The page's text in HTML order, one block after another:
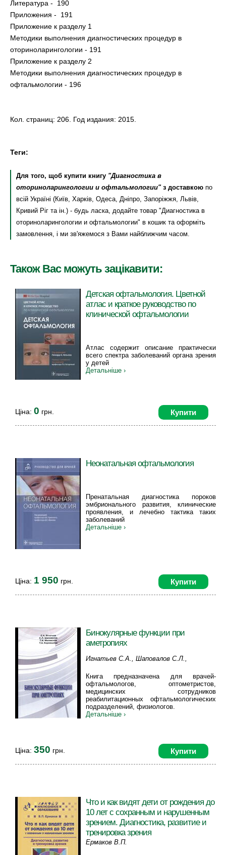
Литература - 190
Приложения - 191
Приложение к разделу 1
Методики выполнения диагностических процедур в
оториноларингологии - 191
Приложение к разделу 2
Методики выполнения диагностических процедур в
офтальмологии - 196
Кол. страниц: 206. Год издания: 2015.
Теги:
Для того, щоб купити книгу "Диагностика в
оториноларингологии и офтальмологии"з доставкою по
всій Україні (Київ, Харків, Одеса, Дніпро, Запоріжжя, Львів,
Кривий Ріг та ін.) - будь ласка, додайте товар "Диагностика в
оториноларингологии и офтальмологии" в кошик та оформіть
замовлення, і ми зв'яжемося з Вами найближчим часом.
Також Вас можуть зацікавити:
Детская офтальмология. Цветной
атлас и краткое руководство по
клинической офтальмологии
Атлас содержит описание практически
всего спектра заболеваний органа зрения
у детей
Детальніше ›
Купити
Ціна: 0 грн.
Неонатальная офтальмология
Пренатальная диагностика пороков
эмбрионального развития, клинические
проявления, и лечебно тактика таких
заболеваний
Детальніше ›
Купити
Ціна: 1 950 грн.
Бинокулярные функции при
аметропиях
Игнатьев С.А., Шаповалов С.Л.,
Книга предназначена для врачей-
офтальмологов, оптометристов,
медицинских сотрудников
реабилитационных офтальмологических
подразделений, физиологов.
Детальніше ›
Купити
Ціна: 350 грн.
Что и как видят дети от рождения до
10 лет с сохранным и нарушенным
зрением. Диагностика, развитие и
тренировка зрения
Ермаков В.П.